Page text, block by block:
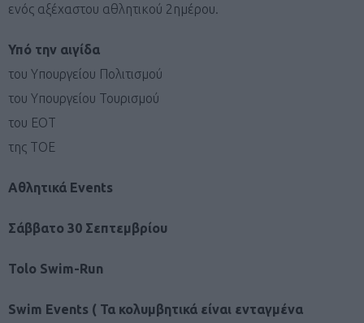
ενός αξέχαστου αθλητικού 2ημέρου.
Υπό την αιγίδα
του Υπουργείου Πολιτισμού
του Υπουργείου Τουρισμού
του ΕΟΤ
της ΤΟE
Αθλητικά Events
Σάββατο 30 Σεπτεμβρίου
Tolo Swim-Run
Swim Events ( Τα κολυμβητικά είναι ενταγμένα